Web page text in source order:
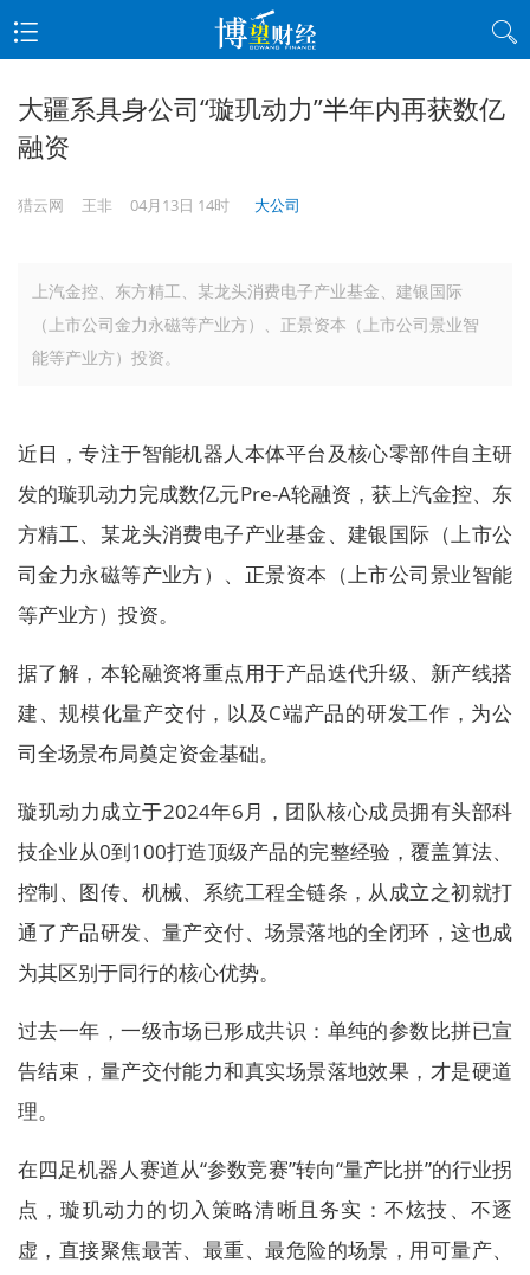
大疆系具身公司“璇玑动力”半年内再获数亿
融资
猎云网 王非 04月13日 14时 大公司
上汽金控、东方精工、某龙头消费电子产业基金、建银国际
（上市公司金力永磁等产业方）、正景资本（上市公司景业智
能等产业方）投资。
近日，专注于智能机器人本体平台及核心零部件自主研
发的璇玑动力完成数亿元Pre-A轮融资，获上汽金控、东
方精工、某龙头消费电子产业基金、建银国际（上市公
司金力永磁等产业方）、正景资本（上市公司景业智能
等产业方）投资。
据了解，本轮融资将重点用于产品迭代升级、新产线搭
建、规模化量产交付，以及C端产品的研发工作，为公
司全场景布局奠定资金基础。
璇玑动力成立于2024年6月，团队核心成员拥有头部科
技企业从0到100打造顶级产品的完整经验，覆盖算法、
控制、图传、机械、系统工程全链条，从成立之初就打
通了产品研发、量产交付、场景落地的全闭环，这也成
为其区别于同行的核心优势。
过去一年，一级市场已形成共识：单纯的参数比拼已宣
告结束，量产交付能力和真实场景落地效果，才是硬道
理。
在四足机器人赛道从“参数竞赛”转向“量产比拼”的行业拐
点，璇玑动力的切入策略清晰且务实：不炫技、不逐
虚，直接聚焦最苦、最重、最危险的场景，用可量产、